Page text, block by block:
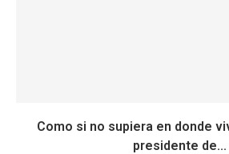
Como si no supiera en donde
presidente de...